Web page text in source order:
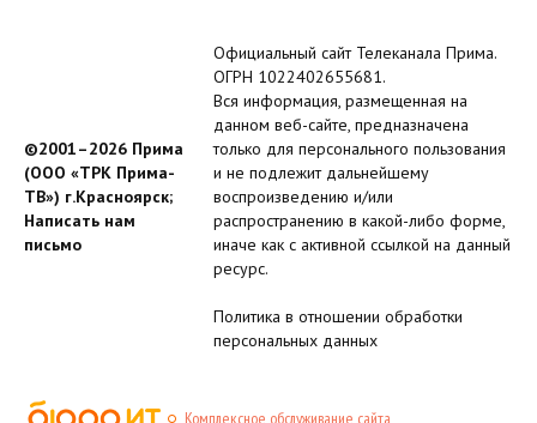
©2001–2026 Прима
(ООО «ТРК Прима-
ТВ») г.Красноярск;
Написать нам
письмо
Официальный сайт Телеканала Прима.
ОГРН 1022402655681.
Вся информация, размещенная на
данном веб-сайте, предназначена
только для персонального пользования
и не подлежит дальнейшему
воспроизведению и/или
распространению в какой-либо форме,
иначе как с активной ссылкой на данный
ресурс.
Политика в отношении обработки
персональных данных
Комплексное обслуживание сайта